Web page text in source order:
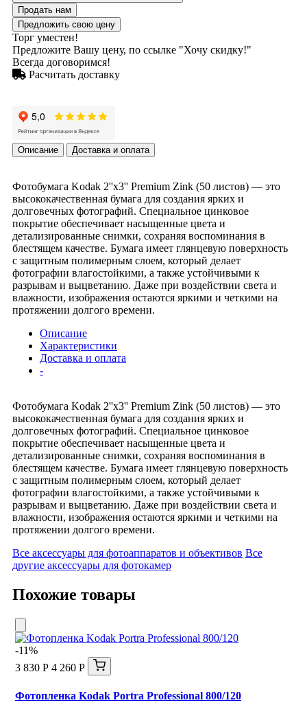
Продать нам
Предложить свою цену
Торг уместен!
Предложите Вашу цену, по ссылке "Хочу скидку!"
Всегда договоримся!
Расчитать доставку
Описание Доставка и оплата
Фотобумага Kodak 2''x3'' Premium Zink (50 листов) — это
высококачественная бумага для создания ярких и
долговечных фотографий. Специальное цинковое
покрытие обеспечивает насыщенные цвета и
детализированные снимки, сохраняя воспоминания в
блестящем качестве. Бумага имеет глянцевую поверхность
с защитным полимерным слоем, который делает
фотографии влагостойкими, а также устойчивыми к
разрывам и выцветанию. Даже при воздействии света и
влажности, изображения остаются яркими и четкими на
протяжении долгого времени.
Описание
Характеристики
Доставка и оплата
-
Фотобумага Kodak 2''x3'' Premium Zink (50 листов) — это
высококачественная бумага для создания ярких и
долговечных фотографий. Специальное цинковое
покрытие обеспечивает насыщенные цвета и
детализированные снимки, сохраняя воспоминания в
блестящем качестве. Бумага имеет глянцевую поверхность
с защитным полимерным слоем, который делает
фотографии влагостойкими, а также устойчивыми к
разрывам и выцветанию. Даже при воздействии света и
влажности, изображения остаются яркими и четкими на
протяжении долгого времени.
Все аксессуары для фотоаппаратов и объективов Все
другие аксессуары для фотокамер
Похожие товары
-11%
3 830 Р 4 260 Р
Фотопленка Kodak Portra Professional 800/120